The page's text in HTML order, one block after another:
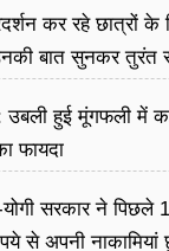
कर रहे छात्रों के
बात सुनकर तुरंत
हुई मूंगफली में
फायदा
सरकार ने
से अपनी नाकामियां